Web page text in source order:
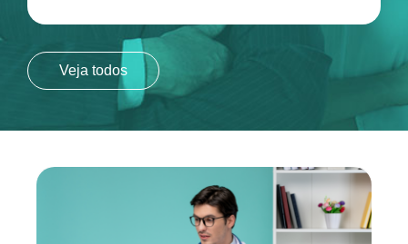
Veja todos